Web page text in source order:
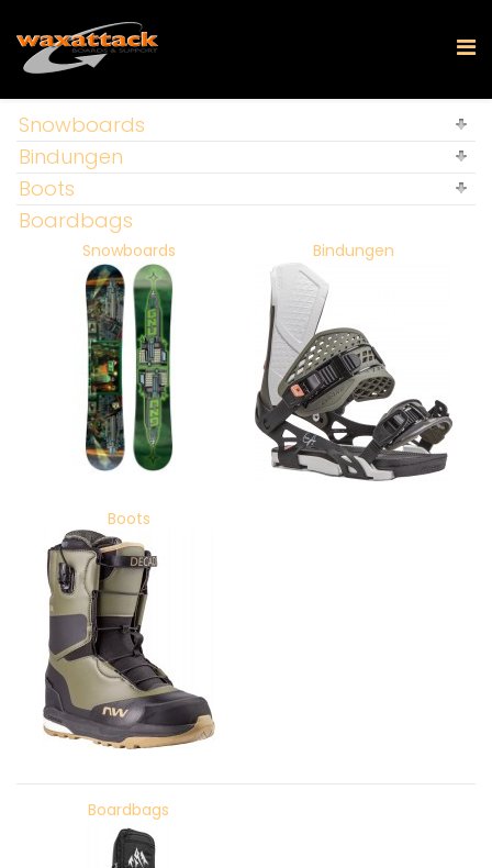
Snowboards
Bindungen
Boots
Boardbags
Snowboards Bindungen
Boots
Boardbags